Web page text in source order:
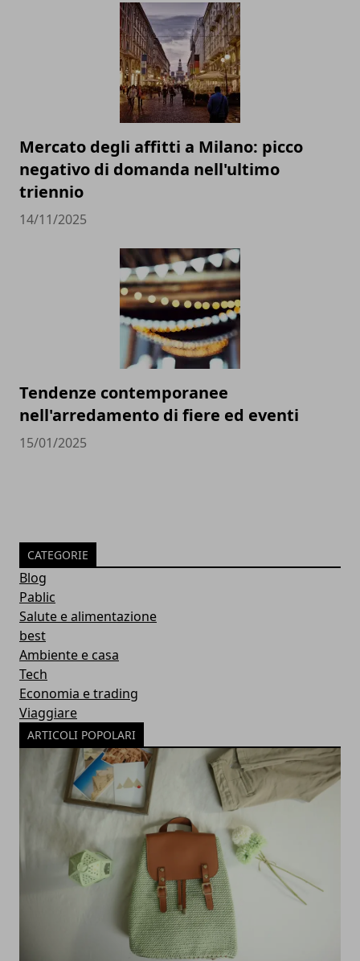
Mercato degli affitti a Milano: picco
negativo di domanda nell'ultimo
triennio
14/11/2025
Tendenze contemporanee
nell'arredamento di fiere ed eventi
15/01/2025
CATEGORIE
Blog
Pablic
Salute e alimentazione
best
Ambiente e casa
Tech
Economia e trading
Viaggiare
ARTICOLI POPOLARI